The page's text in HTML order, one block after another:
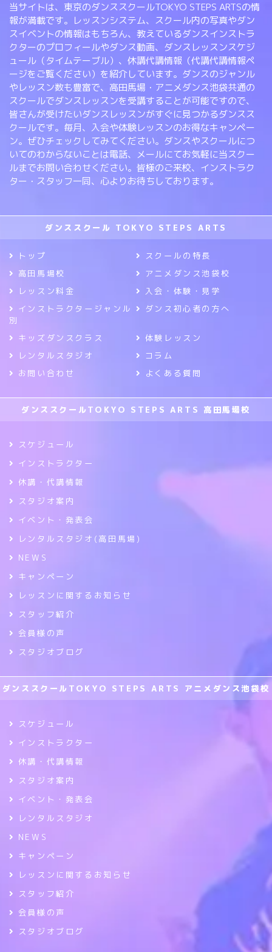
当サイトは、東京のダンススクールTOKYO STEPS ARTSの情
報が満載です。レッスンシステム、スクール内の写真やダン
スイベントの情報はもちろん、教えているダンスインストラ
クターのプロフィールやダンス動画、ダンスレッスンスケジ
ュール（タイムテーブル）、休講代講情報（代講代講情報ペ
ージをご覧ください）を紹介しています。ダンスのジャンル
やレッスン数も豊富で、高田馬場・アニメダンス池袋共通の
スクールでダンスレッスンを受講することが可能ですので、
皆さんが受けたいダンスレッスンがすぐに見つかるダンスス
クールです。毎月、入会や体験レッスンのお得なキャンペー
ン。ぜひチェックしてみてください。ダンスやスクールにつ
いてのわからないことは電話、メールにてお気軽に当スクー
ルまでお問い合わせください。皆様のご来校、インストラク
ター・スタッフ一同、心よりお待ちしております。
ダンススクール TOKYO STEPS ARTS
トップ
スクールの特長
高田馬場校
アニメダンス池袋校
レッスン料金
入会・体験・見学
インストラクタージャンル
別
ダンス初心者の方へ
キッズダンスクラス
体験レッスン
レンタルスタジオ
コラム
お問い合わせ
よくある質問
ダンススクールTOKYO STEPS ARTS 高田馬場校
スケジュール
インストラクター
休講・代講情報
スタジオ案内
イベント・発表会
レンタルスタジオ(高田馬場)
NEWS
キャンペーン
レッスンに関するお知らせ
スタッフ紹介
会員様の声
スタジオブログ
ダンススクールTOKYO STEPS ARTS アニメダンス池袋校
スケジュール
インストラクター
休講・代講情報
スタジオ案内
イベント・発表会
レンタルスタジオ
NEWS
キャンペーン
レッスンに関するお知らせ
スタッフ紹介
会員様の声
スタジオブログ